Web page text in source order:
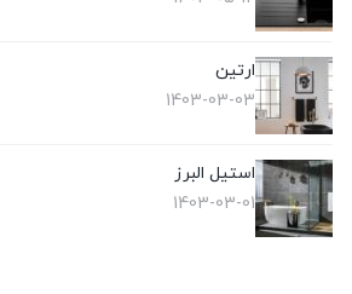
ارتین
1403-03-03
استیل البرز
1403-03-01